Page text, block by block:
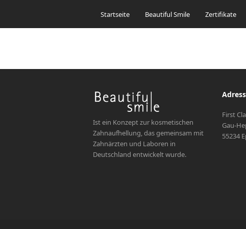
Startseite Beautiful Smile Zertifikate
Ist ein Konzept zur kosmetischen
Zahnaufhellung, das gemeinsam mit
Zahnärzten und Laboren in
Deutschland entwickelt wurde.
First
Gau-
55234